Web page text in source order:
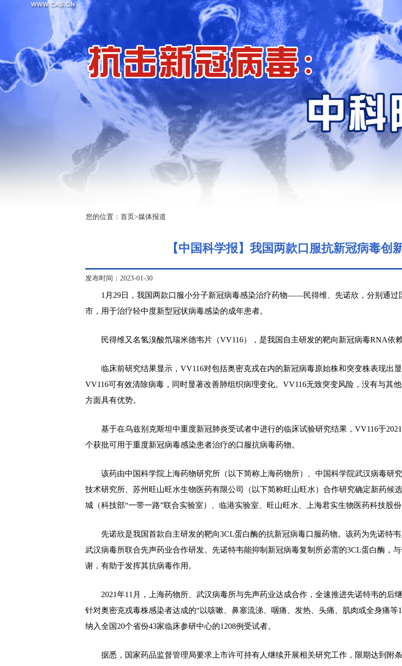
您的位置： 首页>媒体报道
【中国科学报】我国两款口服抗新冠病毒创
发布时间：2023-01-30
1月29日，我国两款口服小分子新冠病毒感染治疗药物——民得维、先诺欣，分别通过
市，用于治疗轻中度新型冠状病毒感染的成年患者。
民得维又名氢溴酸氘瑞米德韦片（VV116），是我国自主研发的靶向新冠病毒RNA依赖
临床前研究结果显示，VV116对包括奥密克戎在内的新冠病毒原始株和突变株表现出显
VV116可有效清除病毒，同时显著改善肺组织病理变化。VV116无致突变风险，没有与其
方面具有优势。
基于在乌兹别克斯坦中重度新冠肺炎受试者中进行的临床试验研究结果，VV116于
个获批可用于重度新冠病毒感染患者治疗的口服抗病毒药物。
该药由中国科学院上海药物研究所（以下简称上海药物所）、中国科学院武汉病毒研
技术研究所、苏州旺山旺水生物医药有限公司（以下简称旺山旺水）合作研究确定新药候
城（科技部“一带一路”联合实验室）、临港实验室、旺山旺水、上海君实生物医药科技股
先诺欣是我国首款自主研发的靶向3CL蛋白酶的抗新冠病毒口服药物。该药为先诺特韦
武汉病毒所联合先声药业合作研发。先诺特韦能抑制新冠病毒复制所必需的3CL蛋白酶，
谢，有助于发挥其抗病毒作用。
2021年11月，上海药物所、武汉病毒所与先声药业达成合作，全速推进先诺特韦的后
针对奥密克戎毒株感染者达成的“以咳嗽、鼻塞流涕、咽痛、发热、头痛、肌肉或全身痛
纳入全国20个省份43家临床参研中心的1208例受试者。
据悉，国家药品监督管理局要求上市许可持有人继续开展相关研究工作，限期达到附条